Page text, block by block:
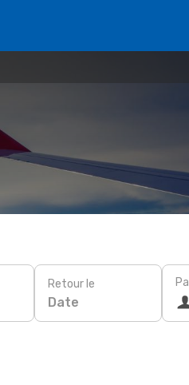
Retour le
Date